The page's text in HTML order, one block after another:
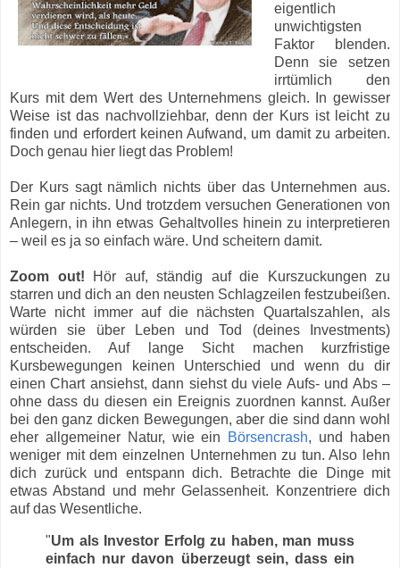
eigentlich
unwichtigsten
Faktor blenden.
Denn sie setzen
irrtümlich den
Kurs mit dem Wert des Unternehmens gleich. In gewisser
Weise ist das nachvollziehbar, denn der Kurs ist leicht zu
finden und erfordert keinen Aufwand, um damit zu arbeiten.
Doch genau hier liegt das Problem!
Der Kurs sagt nämlich nichts über das Unternehmen aus.
Rein gar nichts. Und trotzdem versuchen Generationen von
Anlegern, in ihn etwas Gehaltvolles hinein zu interpretieren
– weil es ja so einfach wäre. Und scheitern damit.
Zoom out! Hör auf, ständig auf die Kurszuckungen zu
starren und dich an den neusten Schlagzeilen festzubeißen.
Warte nicht immer auf die nächsten Quartalszahlen, als
würden sie über Leben und Tod (deines Investments)
entscheiden. Auf lange Sicht machen kurzfristige
Kursbewegungen keinen Unterschied und wenn du dir
einen Chart ansiehst, dann siehst du viele Aufs- und Abs –
ohne dass du diesen ein Ereignis zuordnen kannst. Außer
bei den ganz dicken Bewegungen, aber die sind dann wohl
eher allgemeiner Natur, wie ein
Börsencrash, und haben
weniger mit dem einzelnen Unternehmen zu tun. Also lehn
dich zurück und entspann dich. Betrachte die Dinge mit
etwas Abstand und mehr Gelassenheit. Konzentriere dich
auf das Wesentliche.
"Um als Investor Erfolg zu haben, man muss
einfach nur davon überzeugt sein, dass ein